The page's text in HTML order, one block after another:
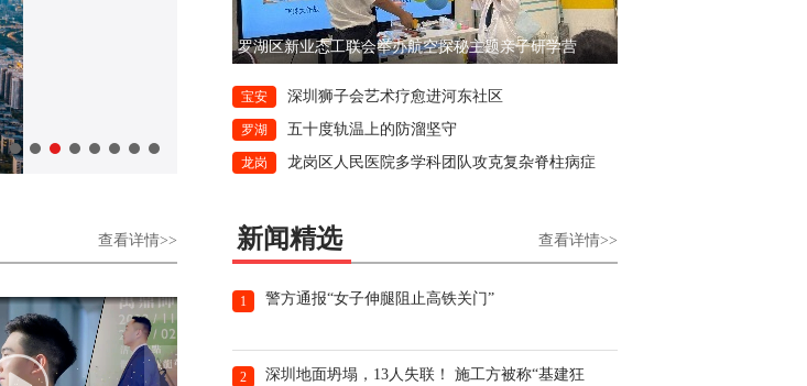
罗湖区新业态工联会举办航空探秘主题亲子研学营
宝安 深圳狮子会艺术疗愈进河东社区
罗湖 五十度轨温上的防溜坚守
龙岗 龙岗区人民医院多学科团队攻克复杂脊柱病症
查看详情>> 新闻精选 查看详情>>
1 警方通报“女子伸腿阻止高铁关门”
2
深圳地面坍塌，13人失联！ 施工方被称“基建狂